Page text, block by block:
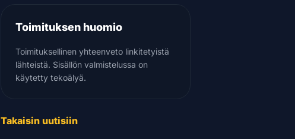
Toimituksen huomio
Toimituksellinen yhteenveto linkitetyistä
lähteistä. Sisällön valmistelussa on
käytetty tekoälyä.
Takaisin uutisiin